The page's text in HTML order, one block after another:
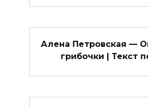
Алена Петровская —
грибочки | Текст